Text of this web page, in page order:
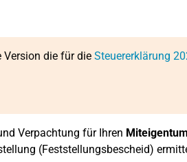
Version die für die Steuererklärung
Verpachtung für Ihren
(Feststellungsbescheid)